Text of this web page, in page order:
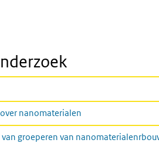
nanomaterialen
groeperen van